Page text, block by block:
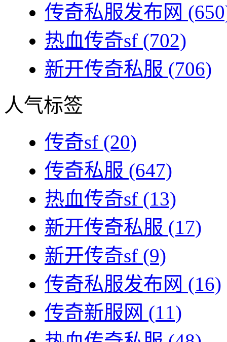
传奇私服发布网
热血传奇sf (702)
新开传奇私服 (706)
人气标签
传奇sf (20)
传奇私服 (647)
热血传奇sf (13)
新开传奇私服 (17)
新开传奇sf (9)
传奇私服发布网 (16)
传奇新服网 (11)